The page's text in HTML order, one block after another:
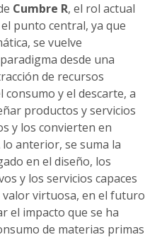
Cumbre R, el rol actual
punto central, ya que
se vuelve
desde una
de recursos
y el descarte, a
productos y servicios
y los convierten en
anterior, se suma la
en el diseño, los
y los servicios capaces
valor virtuosa, en el futuro
el impacto que se ha
de materias primas